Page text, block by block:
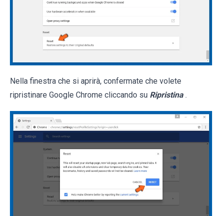
Nella finestra che si aprirà, confermate che volete
ripristinare Google Chrome cliccando su Ripristina .